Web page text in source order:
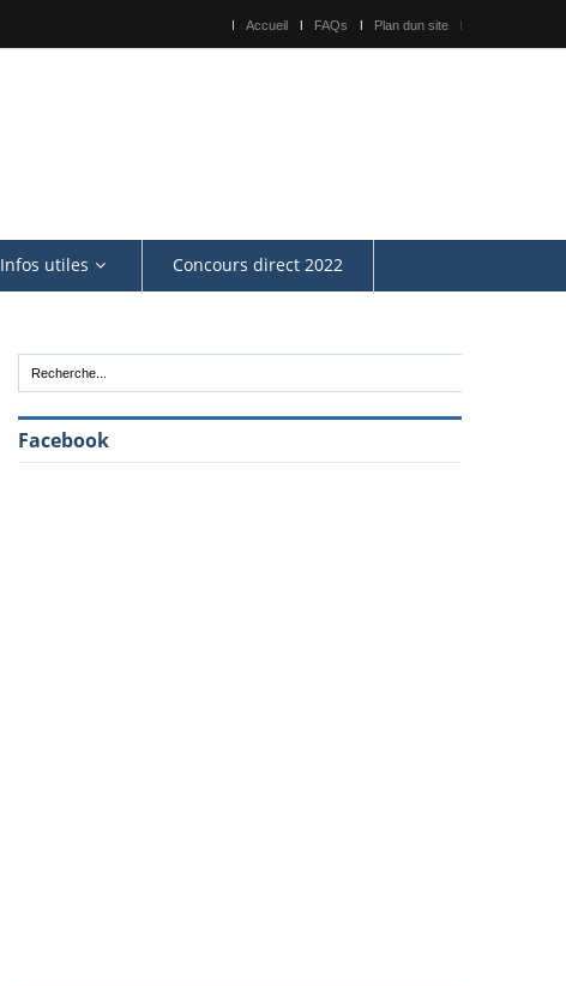
Accueil FAQs Plan dun site
Infos utiles Concours direct 2022
Facebook